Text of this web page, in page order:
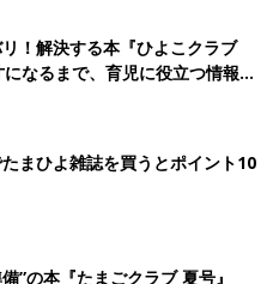
いと聞いたので、ゲームはや
近い距離を見続ける行為は
われますが、目から20センチ
て近視の原因になります。た
ームをするより、1時間机に
みやすいのです。30センチ以
慣がある子どもは、近視にな
！解決する本『ひよこクラブ
なるまで、育児に役立つ情報が
まひよ雑誌を買うとポイント10
”の本『たまごクラブ 夏号』